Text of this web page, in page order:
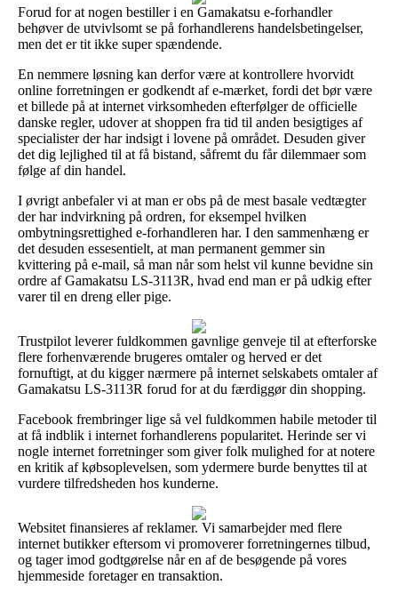
Forud for at nogen bestiller i en Gamakatsu e-forhandler
behøver de utvivlsomt se på forhandlerens handelsbetingelser,
men det er tit ikke super spændende.
En nemmere løsning kan derfor være at kontrollere hvorvidt
online forretningen er godkendt af e-mærket, fordi det bør være
et billede på at internet virksomheden efterfølger de officielle
danske regler, udover at shoppen fra tid til anden besigtiges af
specialister der har indsigt i lovene på området. Desuden giver
det dig lejlighed til at få bistand, såfremt du får dilemmaer som
følge af din handel.
I øvrigt anbefaler vi at man er obs på de mest basale vedtægter
der har indvirkning på ordren, for eksempel hvilken
ombytningsrettighed e-forhandleren har. I den sammenhæng er
det desuden essesentielt, at man permanent gemmer sin
kvittering på e-mail, så man når som helst vil kunne bevidne sin
ordre af Gamakatsu LS-3113R, hvad end man er på udkig efter
varer til en dreng eller pige.
Trustpilot leverer fuldkommen gavnlige genveje til at efterforske
flere forhenværende brugeres omtaler og herved er det
fornuftigt, at du kigger nærmere på internet selskabets omtaler af
Gamakatsu LS-3113R forud for at du færdiggør din shopping.
Facebook frembringer lige så vel fuldkommen habile metoder til
at få indblik i internet forhandlerens popularitet. Herinde ser vi
nogle internet forretninger som giver folk mulighed for at notere
en kritik af købsoplevelsen, som ydermere burde benyttes til at
vurdere tilfredsheden hos kunderne.
Websitet finansieres af reklamer. Vi samarbejder med flere
internet butikker eftersom vi promoverer forretningernes tilbud,
og tager imod godtgørelse når en af de besøgende på vores
hjemmeside foretager en transaktion.